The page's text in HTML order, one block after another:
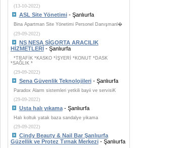
(13-10-2022)
ASL Site Yönetimi- Şanlıurfa
Bina Apartman Site Yönetimi Personel Danışmanl�
(29-09-2022)
NS NESA SİGORTA ARACILIK
HİZMETLERİ- Şanlıurfa
*TRAFİK *KASKO *İŞYERİ *KONUT *DASK
*SAĞLIK *
(29-09-2022)
Sena Güvenlik Teknolojileri- Şanlıurfa
Paradox Alarm sistemleri yetkili bayii ve servisiK
(29-09-2022)
Usta halı yıkama- Şanlıurfa
Halı koltuk yatak baza sandalye yikama
(29-09-2022)
Cindy Beauty & Nail Bar Şanlıurfa
Güzellik ve Protez Tırnak Merkezi- Şanlıurfa